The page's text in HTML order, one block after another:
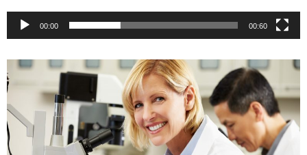
00:00 00:60